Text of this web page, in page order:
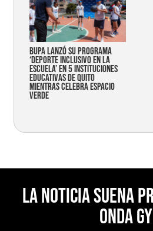
Bupa lanzó su programa
‘Deporte Inclusivo en la
Escuela’ en 5 instituciones
educativas de Quito
mientras celebra espacio
verde
La noticia suena
Onda